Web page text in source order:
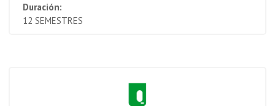
Duración:
12 SEMESTRES